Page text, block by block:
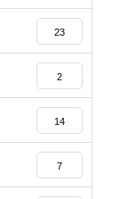
23
2
14
7